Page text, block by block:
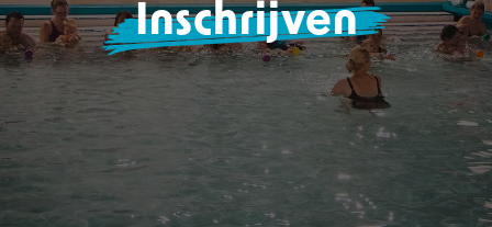
Inschrijven